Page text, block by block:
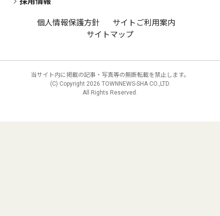
個人情報保護方針
サイトご利用案内
サイトマップ
当サイト内に掲載の記事・写真等の無断転載を禁止します。
(C) Copyright 2026 TOWNNEWS-SHA CO.,LTD.
All Rights Reserved.